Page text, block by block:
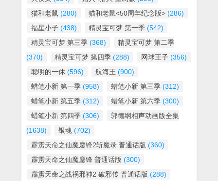
猫和老鼠 (280) 猫和老鼠<50周年纪念版> (286)
福星小子 (438) 精灵宝可梦 第一季 (542)
精灵宝可梦 第三季 (368)
精灵宝可梦 第二季
(370)
精灵宝可梦 第四季 (288) 网球王子 (356)
聪明的一休 (596) 航海王 (900)
蜡笔小新 第一季 (958) 蜡笔小新 第三季 (312)
蜡笔小新 第五季 (312) 蜡笔小新 第六季 (300)
蜡笔小新 第四季 (306)
郭德纲相声动画版全集
(1638)
银魂 (702)
霹雳天命之仙魔鏖锋2斩魔录 普通话版 (360)
霹雳天命之仙魔鏖锋 普通话版 (300)
霹雳天命之战祸邪神2 破邪传 普通话版 (288)